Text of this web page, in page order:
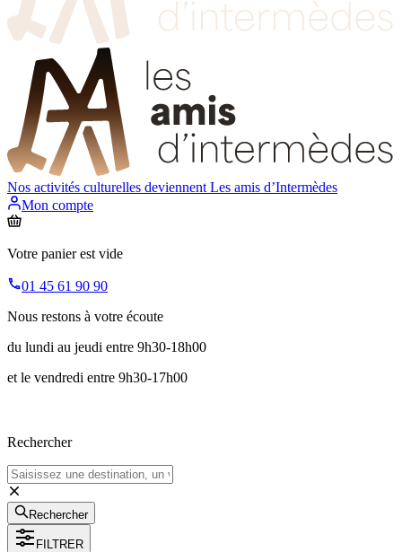
Nos activités culturelles deviennent Les amis d’Intermèdes
Mon compte
Votre panier est vide
01 45 61 90 90
Nous restons à votre écoute
du lundi au jeudi entre 9h30-18h00
et le vendredi entre 9h30-17h00
Rechercher
Rechercher
FILTRER